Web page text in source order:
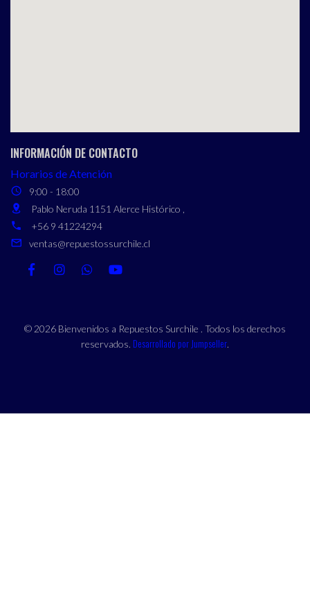
INFORMACIÓN DE CONTACTO
Horarios de Atención
9:00 - 18:00
Pablo Neruda 1151 Alerce Histórico ,
+56 9 41224294
ventas@repuestossurchile.cl
© 2026 Bienvenidos a Repuestos Surchile . Todos los derechos
reservados. Desarrollado por Jumpseller.